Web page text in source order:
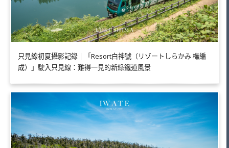
只見線初夏攝影記錄｜「Resort白神號（リゾートしらかみ 橅編
成）」駛入只見線：難得一見的新綠鐵道風景